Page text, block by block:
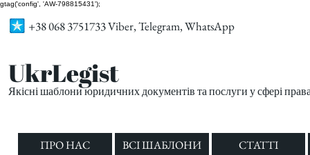
gtag('config', 'AW-798815431');
+38 068 3751733 Viber, Telegram, WhatsApp
UkrLegist
Якісні шаблони юридичних документів та послуги у сфері
ПРО НАС ВСІ ШАБЛОНИ СТАТТІ